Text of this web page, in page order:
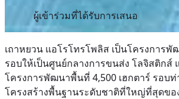
ผู้เข้าร่วมที่ได้รับการเสนอ
เถาหยวน แอโรโทรโพลิส เป็นโครงการ
รอบให้เป็นศูนย์กลางการขนส่ง โลจิสติก
โครงการพัฒนาพื้นที่ 4,500 เฮกตาร์ รอบ
โครงสร้างพื้นฐานระดับชาติที่ใหญ่ที่สุดขอ